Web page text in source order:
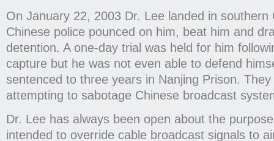
On January 22, 2003 Dr. Lee landed in
Chinese police pounced on him, beat him and
detention. A one-day trial was held for him
capture but he was not even able to defend
sentenced to three years in Nanjing Prison.
attempting to sabotage Chinese broadcast
Dr. Lee has always been open about the
intended to override cable broadcast signals to